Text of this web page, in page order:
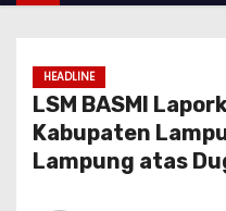
HEADLINE
LSM BASMI
Kabupaten
Lampung atas